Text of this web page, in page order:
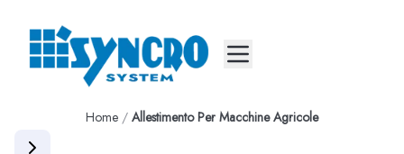
Mobile menu
Home / Allestimento Per Macchine Agricole